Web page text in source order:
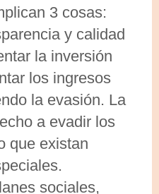
3 cosas:
y calidad
la inversión
los ingresos
la evasión. La
a evadir los
que existan
sociales,